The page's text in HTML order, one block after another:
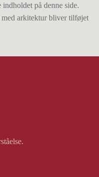
på denne side.
arkitektur bliver tilføjet